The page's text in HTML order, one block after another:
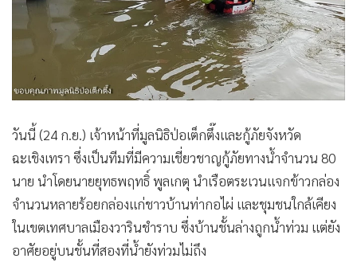
Factcheck
• ญี่ปุ่น
News1
• Gotomanager
วันนี้ (24 ก.ย.) เจ้าหน้าที่มูลนิธิป่อเต็กตึ๊งและกู้ภัยจังหวัด
ฉะเชิงเทรา ซึ่งเป็นทีมที่มีความเชี่ยวชาญกู้ภัยทางน้ำจำนวน 80
นาย นำโดยนายยุทธพฤทธิ์ พูลเกตุ นำเรือตระเวนแจกข้าวกล่อง
จำนวนหลายร้อยกล่องแก่ชาวบ้านท่ากอไผ่ และชุมชนใกล้เคียง
ในเขตเทศบาลเมืองวารินชำราบ ซึ่งบ้านชั้นล่างถูกน้ำท่วม แต่ยัง
อาศัยอยู่บนชั้นที่สองที่น้ำยังท่วมไม่ถึง